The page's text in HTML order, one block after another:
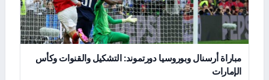
مباراة أرسنال وبوروسيا دورتموند: التشكيل والقنوات وكأس
الإمارات